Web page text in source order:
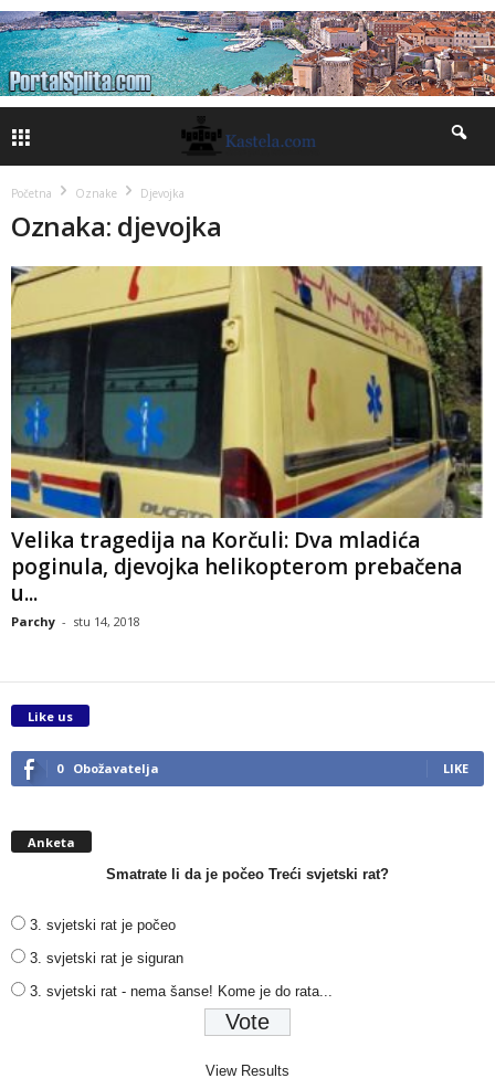
Početna Oznake Djevojka
Oznaka: djevojka
Velika tragedija na Korčuli: Dva mladića
poginula, djevojka helikopterom prebačena
u...
Parchy - stu 14, 2018
Like us
0 Obožavatelja LIKE
Anketa
Smatrate li da je počeo Treći svjetski rat?
3. svjetski rat je počeo
3. svjetski rat je siguran
3. svjetski rat - nema šanse! Kome je do rata...
View Results